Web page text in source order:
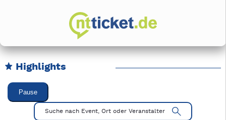
Highlights
Karussell Veranstaltungen überspringen
Pause
Mit Tab zu den Steuerelementen wechseln. Mit Pfeiltasten
Suche nach Event, Ort oder Veranstalter